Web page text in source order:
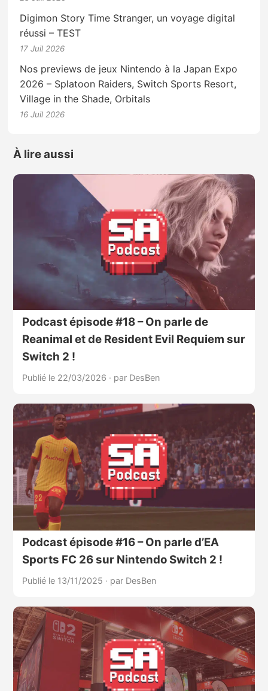
Digimon Story Time Stranger, un voyage digital
réussi – TEST
17 Juil 2026
Nos previews de jeux Nintendo à la Japan Expo
2026 – Splatoon Raiders, Switch Sports Resort,
Village in the Shade, Orbitals
16 Juil 2026
À lire aussi
Podcast épisode #18 – On parle de
Reanimal et de Resident Evil Requiem sur
Switch 2 !
Publié le 22/03/2026 · par DesBen
Podcast épisode #16 – On parle d’EA
Sports FC 26 sur Nintendo Switch 2 !
Publié le 13/11/2025 · par DesBen